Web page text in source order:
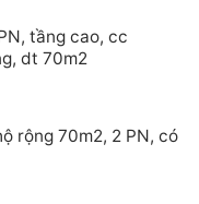
tầng cao, cc
dt 70m2
rộng 70m2, 2 PN, có